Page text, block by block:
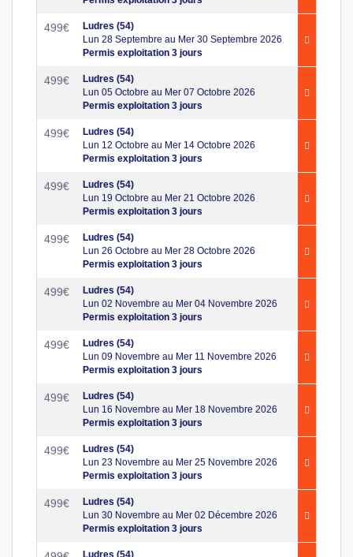
499€
Ludres (54)
Lun 28 Septembre au Mer 30 Septembre 2026
Permis exploitation 3 jours
499€
Ludres (54)
Lun 05 Octobre au Mer 07 Octobre 2026
Permis exploitation 3 jours
499€
Ludres (54)
Lun 12 Octobre au Mer 14 Octobre 2026
Permis exploitation 3 jours
499€
Ludres (54)
Lun 19 Octobre au Mer 21 Octobre 2026
Permis exploitation 3 jours
499€
Ludres (54)
Lun 26 Octobre au Mer 28 Octobre 2026
Permis exploitation 3 jours
499€
Ludres (54)
Lun 02 Novembre au Mer 04 Novembre 2026
Permis exploitation 3 jours
499€
Ludres (54)
Lun 09 Novembre au Mer 11 Novembre 2026
Permis exploitation 3 jours
499€
Ludres (54)
Lun 16 Novembre au Mer 18 Novembre 2026
Permis exploitation 3 jours
499€
Ludres (54)
Lun 23 Novembre au Mer 25 Novembre 2026
Permis exploitation 3 jours
499€
Ludres (54)
Lun 30 Novembre au Mer 02 Décembre 2026
Permis exploitation 3 jours
Ludres (54)